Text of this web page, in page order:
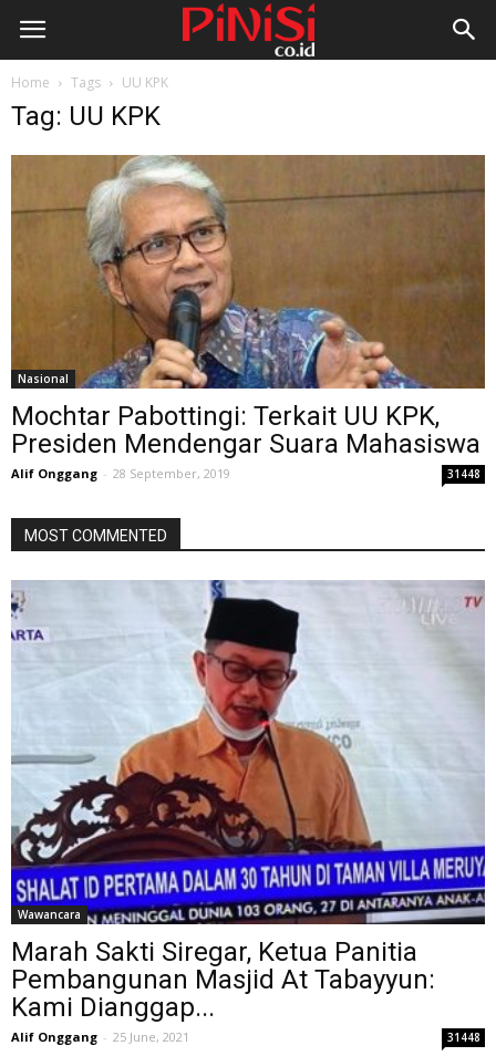
Home Tags UU KPK
Tag: UU KPK
Nasional
Mochtar Pabottingi: Terkait UU KPK,
Presiden Mendengar Suara Mahasiswa
Alif Onggang - 28 September, 2019 31448
MOST COMMENTED
Wawancara
Marah Sakti Siregar, Ketua Panitia
Pembangunan Masjid At Tabayyun:
Kami Dianggap...
Alif Onggang - 25 June, 2021 31448